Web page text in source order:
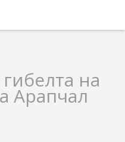
на
Арапчал